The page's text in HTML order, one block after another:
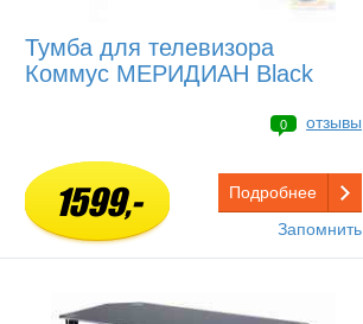
Тумба для телевизора
Коммус МЕРИДИАН Black
0 отзывы
1599,-
Подробнее
Запомнить